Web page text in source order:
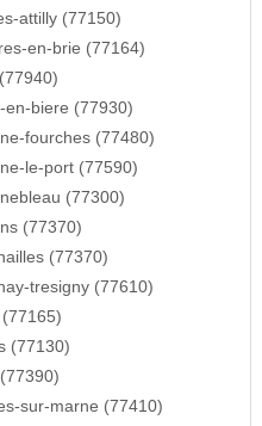
attilly (77150)
en-brie (77164)
en-biere (77930)
fourches (77480)
le-port (77590)
(77300)
(77370)
(77370)
tresigny (77610)
(77130)
sur-marne (77410)